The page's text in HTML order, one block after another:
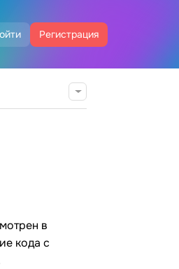
Регистрация
в
кода с